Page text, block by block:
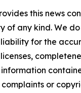
this news
of any kind. We
for the
or